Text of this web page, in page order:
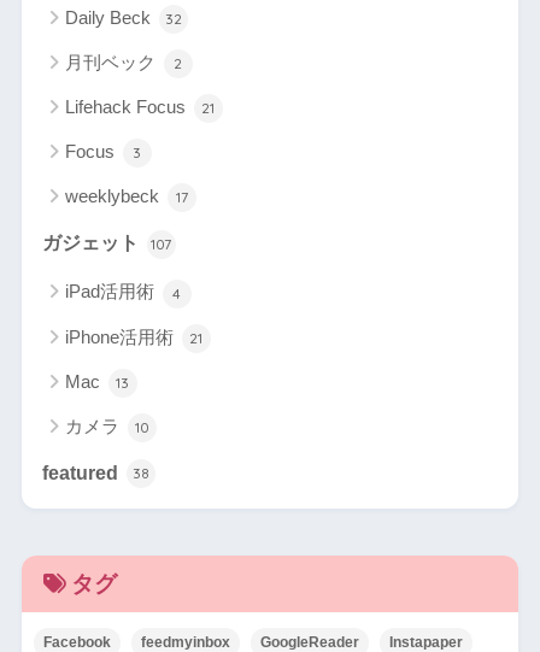
Daily Beck 32
月刊ベック 2
Lifehack Focus 21
Focus 3
weeklybeck 17
ガジェット 107
iPad活用術 4
iPhone活用術 21
Mac 13
カメラ 10
featured 38
タグ
Facebook feedmyinbox GoogleReader Instapaper